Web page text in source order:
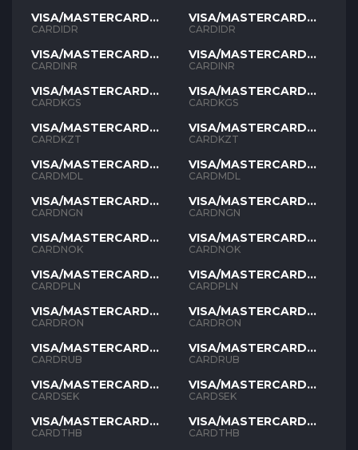
VISA/MASTERCARD
IDR
CARDIDR
VISA/MASTERCARD
INR
CARDINR
VISA/MASTERCARD
KGS
CARDKGS
VISA/MASTERCARD
KZT
CARDKZT
VISA/MASTERCARD
MDL
CARDMDL
VISA/MASTERCARD
NGN
CARDNGN
VISA/MASTERCARD
NOK
CARDNOK
VISA/MASTERCARD
PLN
CARDPLN
VISA/MASTERCARD
RON
CARDRON
VISA/MASTERCARD
RUB
CARDRUB
VISA/MASTERCARD
SEK
CARDSEK
VISA/MASTERCARD
THB
CARDTHB
VISA/MASTERCARD
IDR
CARDIDR
VISA/MASTERCARD
INR
CARDINR
VISA/MASTERCARD
KGS
CARDKGS
VISA/MASTERCARD
KZT
CARDKZT
VISA/MASTERCARD
MDL
CARDMDL
VISA/MASTERCARD
NGN
CARDNGN
VISA/MASTERCARD
NOK
CARDNOK
VISA/MASTERCARD
PLN
CARDPLN
VISA/MASTERCARD
RON
CARDRON
VISA/MASTERCARD
RUB
CARDRUB
VISA/MASTERCARD
SEK
CARDSEK
VISA/MASTERCARD
THB
CARDTHB